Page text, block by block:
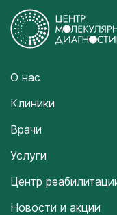
О нас
Клиники
Врачи
Услуги
Центр
Новости и акции